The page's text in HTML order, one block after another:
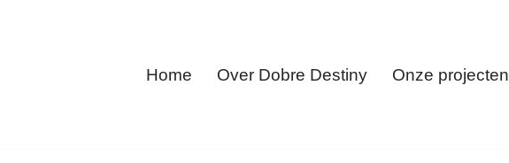
Home Over Dobre Destiny Onze projecten